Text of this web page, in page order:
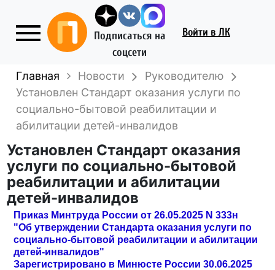
Подписаться на
соцсети
Войти в ЛК
Главная Новости
Руководителю
Установлен Стандарт оказания услуги по
социально-бытовой реабилитации и
абилитации детей-инвалидов
Установлен Стандарт оказания
услуги по социально-бытовой
реабилитации и абилитации
детей-инвалидов
Приказ Минтруда России от 26.05.2025 N 333н
"Об утверждении Стандарта оказания услуги по
социально-бытовой реабилитации и абилитации
детей-инвалидов"
Зарегистрировано в Минюсте России 30.06.2025